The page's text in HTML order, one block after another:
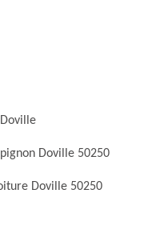
Doville 50250
Doville 50250